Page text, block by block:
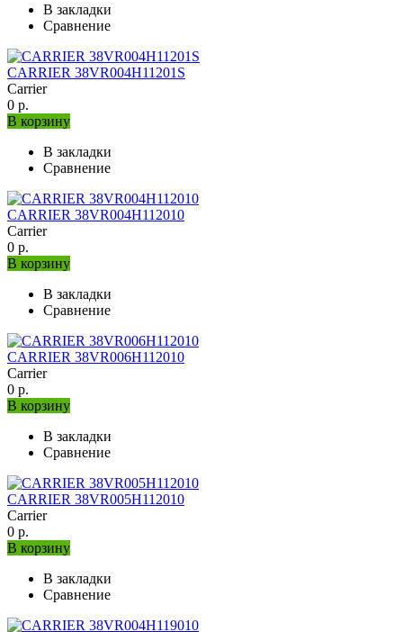
В закладки
Сравнение
CARRIER 38VR004H11201S
Carrier
0 р.
В корзину
В закладки
Сравнение
CARRIER 38VR004H112010
Carrier
0 р.
В корзину
В закладки
Сравнение
CARRIER 38VR006H112010
Carrier
0 р.
В корзину
В закладки
Сравнение
CARRIER 38VR005H112010
Carrier
0 р.
В корзину
В закладки
Сравнение